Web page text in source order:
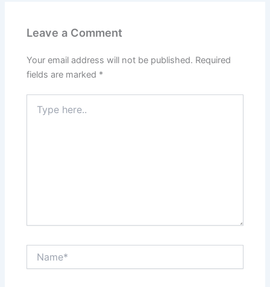
Leave a Comment
Your email address will not be published. Required
fields are marked *
here..